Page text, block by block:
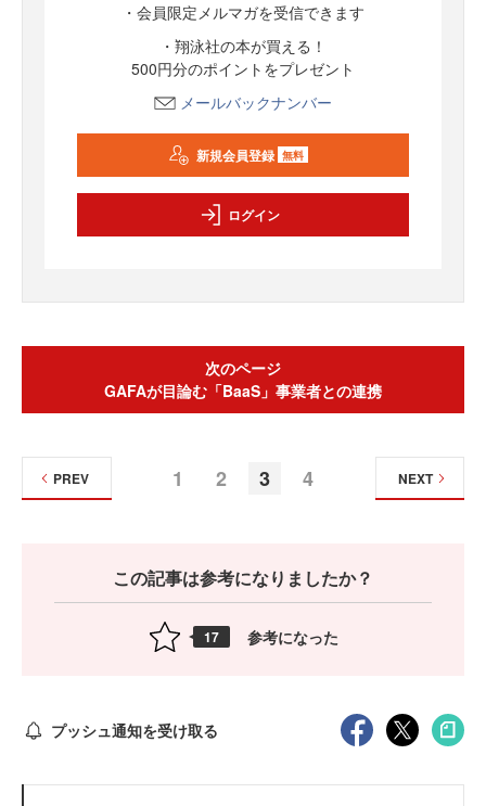
・会員限定メルマガを受信できます
・翔泳社の本が買える！
500円分のポイントをプレゼント
メールバックナンバー
新規会員登録 無料
ログイン
次のページ
GAFAが目論む「BaaS」事業者との連携
1 2 3 4
PREV NEXT
この記事は参考になりましたか？
17 参考になった
プッシュ通知を受け取る